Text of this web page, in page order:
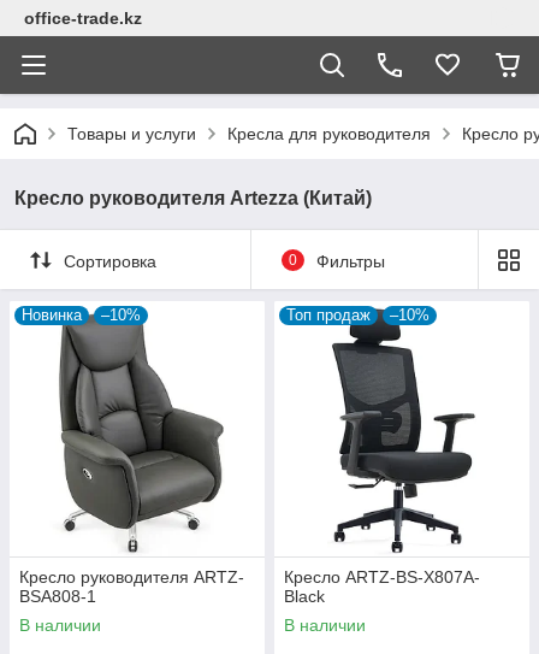
office-trade.kz
Товары и услуги Кресла для руководителя Кресло
Кресло руководителя Artezza (Китай)
Сортировка 0 Фильтры
Новинка –10%
Кресло руководителя ARTZ-
BSA808-1
В наличии
Топ продаж –10%
Кресло ARTZ-BS-X807A-
Black
В наличии